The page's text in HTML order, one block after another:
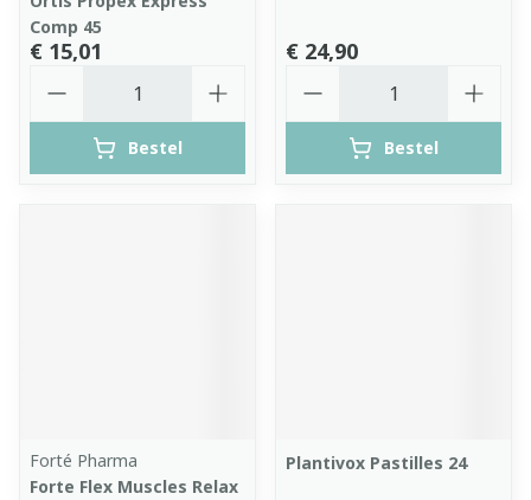
Comp 45
€ 15,01
Bestel
€ 24,90
Bestel
Forté Pharma
Forte Flex Muscles Relax
Plantivox Pastilles 24